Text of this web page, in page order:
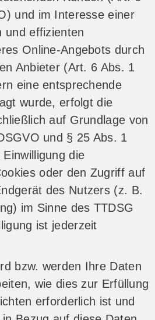
und im Interesse einer
und effizienten
Online-Angebots durch
Anbieter (Art. 6 Abs. 1
eine entsprechende
wurde, erfolgt die
auf Grundlage von
und § 25 Abs. 1
die
oder den Zugriff auf
des Nutzers (z. B.
im Sinne des TTDSG
ist jederzeit
bzw. werden Ihre Daten
wie dies zur Erfüllung
erforderlich ist und